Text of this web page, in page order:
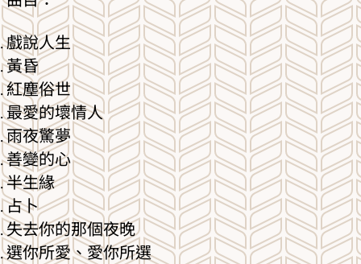
戲說人生
黃昏
紅塵俗世
最愛的壞情人
雨夜驚夢
善變的心
半生緣
占卜
失去你的那個夜晚
選你所愛、愛你所選